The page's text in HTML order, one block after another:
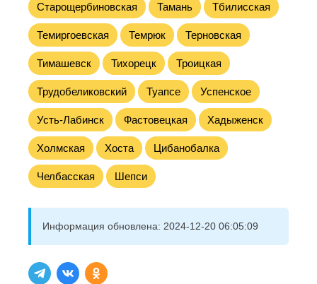
Старощербиновская Тамань Тбилисская
Темиргоевская Темрюк Терновская
Тимашевск Тихорецк Троицкая
Трудобеликовский Туапсе Успенское
Усть-Лабинск Фастовецкая Хадыженск
Холмская Хоста Цибанобалка
Челбасская Шепси
Информация обновлена: 2024-12-20 06:05:09